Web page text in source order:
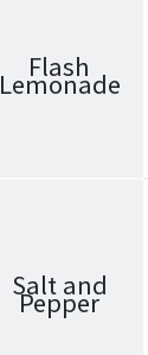
Flash
Lemonade
Salt and
Pepper